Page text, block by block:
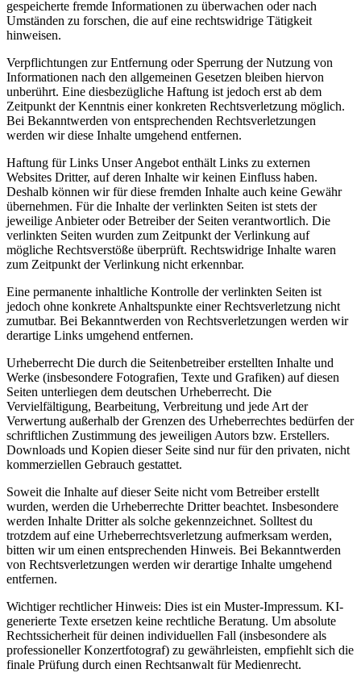
gespeicherte fremde Informationen zu überwachen oder nach
Umständen zu forschen, die auf eine rechtswidrige Tätigkeit
hinweisen.
Verpflichtungen zur Entfernung oder Sperrung der Nutzung von
Informationen nach den allgemeinen Gesetzen bleiben hiervon
unberührt. Eine diesbezügliche Haftung ist jedoch erst ab dem
Zeitpunkt der Kenntnis einer konkreten Rechtsverletzung möglich.
Bei Bekanntwerden von entsprechenden Rechtsverletzungen
werden wir diese Inhalte umgehend entfernen.
Haftung für Links Unser Angebot enthält Links zu externen
Websites Dritter, auf deren Inhalte wir keinen Einfluss haben.
Deshalb können wir für diese fremden Inhalte auch keine Gewähr
übernehmen. Für die Inhalte der verlinkten Seiten ist stets der
jeweilige Anbieter oder Betreiber der Seiten verantwortlich. Die
verlinkten Seiten wurden zum Zeitpunkt der Verlinkung auf
mögliche Rechtsverstöße überprüft. Rechtswidrige Inhalte waren
zum Zeitpunkt der Verlinkung nicht erkennbar.
Eine permanente inhaltliche Kontrolle der verlinkten Seiten ist
jedoch ohne konkrete Anhaltspunkte einer Rechtsverletzung nicht
zumutbar. Bei Bekanntwerden von Rechtsverletzungen werden wir
derartige Links umgehend entfernen.
Urheberrecht Die durch die Seitenbetreiber erstellten Inhalte und
Werke (insbesondere Fotografien, Texte und Grafiken) auf diesen
Seiten unterliegen dem deutschen Urheberrecht. Die
Vervielfältigung, Bearbeitung, Verbreitung und jede Art der
Verwertung außerhalb der Grenzen des Urheberrechtes bedürfen der
schriftlichen Zustimmung des jeweiligen Autors bzw. Erstellers.
Downloads und Kopien dieser Seite sind nur für den privaten, nicht
kommerziellen Gebrauch gestattet.
Soweit die Inhalte auf dieser Seite nicht vom Betreiber erstellt
wurden, werden die Urheberrechte Dritter beachtet. Insbesondere
werden Inhalte Dritter als solche gekennzeichnet. Solltest du
trotzdem auf eine Urheberrechtsverletzung aufmerksam werden,
bitten wir um einen entsprechenden Hinweis. Bei Bekanntwerden
von Rechtsverletzungen werden wir derartige Inhalte umgehend
entfernen.
Wichtiger rechtlicher Hinweis: Dies ist ein Muster-Impressum. KI-
generierte Texte ersetzen keine rechtliche Beratung. Um absolute
Rechtssicherheit für deinen individuellen Fall (insbesondere als
professioneller Konzertfotograf) zu gewährleisten, empfiehlt sich die
finale Prüfung durch einen Rechtsanwalt für Medienrecht.